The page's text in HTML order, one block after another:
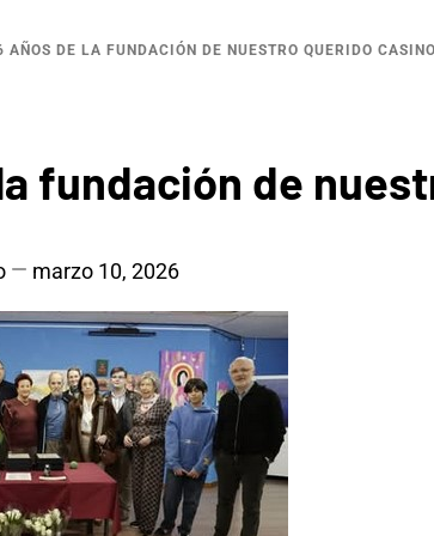
AÑOS DE LA FUNDACIÓN DE NUESTRO QUERIDO CASINO
fundación de
marzo 10, 2026